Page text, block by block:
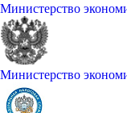
Министерство
Министерство